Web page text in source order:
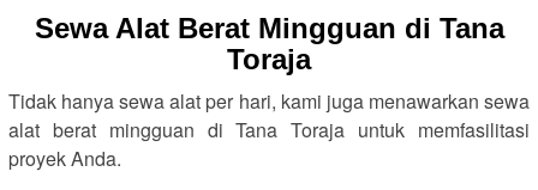
Sewa Alat Berat Mingguan di Tana
Toraja
Tidak hanya sewa alat per hari, kami juga menawarkan sewa
alat berat mingguan di Tana Toraja untuk memfasilitasi
proyek Anda.